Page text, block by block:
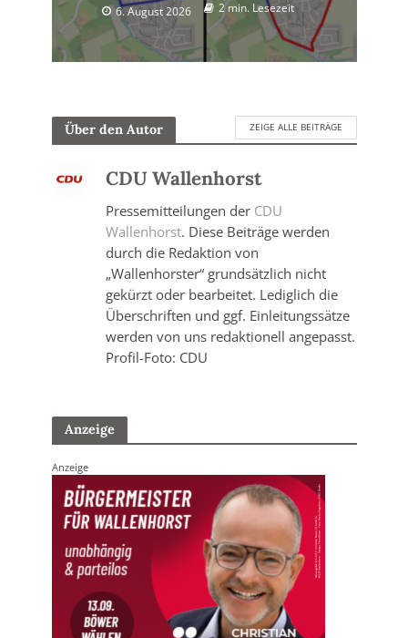
6. August 2026 2 min. Lesezeit
Über den Autor ZEIGE ALLE BEITRÄGE
CDU Wallenhorst
Pressemitteilungen der CDU
Wallenhorst. Diese Beiträge werden
durch die Redaktion von
„Wallenhorster“ grundsätzlich nicht
gekürzt oder bearbeitet. Lediglich die
Überschriften und ggf. Einleitungssätze
werden von uns redaktionell angepasst.
Profil-Foto: CDU
Anzeige
Anzeige